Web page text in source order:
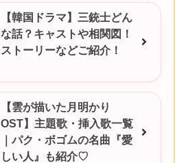
【韓国ドラマ】三銃士どん
な話？キャストや相関図！
ストーリーなどご紹介！
【雲が描いた月明かり
OST】主題歌・挿入歌一覧
｜パク・ボゴムの名曲『愛
しい人』も紹介♡